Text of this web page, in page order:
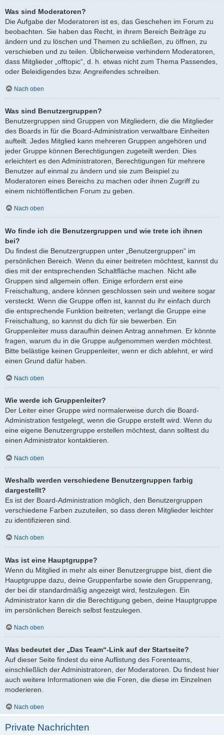
Was sind Moderatoren?
Die Aufgabe der Moderatoren ist es, das Geschehen im Forum zu
beobachten. Sie haben das Recht, in ihrem Bereich Beiträge zu
ändern und zu löschen und Themen zu schließen, zu öffnen, zu
verschieben und zu teilen. Üblicherweise verhindern Moderatoren,
dass Mitglieder „offtopic“, d. h. etwas nicht zum Thema Passendes,
oder Beleidigendes bzw. Angreifendes schreiben.
Nach oben
Was sind Benutzergruppen?
Benutzergruppen sind Gruppen von Mitgliedern, die die Mitglieder
des Boards in für die Board-Administration verwaltbare Einheiten
aufteilt. Jedes Mitglied kann mehreren Gruppen angehören und
jeder Gruppe können Berechtigungen zugeteilt werden. Dies
erleichtert es den Administratoren, Berechtigungen für mehrere
Benutzer auf einmal zu ändern und sie zum Beispiel zu
Moderatoren eines Bereichs zu machen oder ihnen Zugriff zu
einem nichtöffentlichen Forum zu geben.
Nach oben
Wo finde ich die Benutzergruppen und wie trete ich ihnen
bei?
Du findest die Benutzergruppen unter „Benutzergruppen“ im
persönlichen Bereich. Wenn du einer beitreten möchtest, kannst du
dies mit der entsprechenden Schaltfläche machen. Nicht alle
Gruppen sind allgemein offen. Einige erfordern erst eine
Freischaltung, andere können geschlossen sein und weitere sogar
versteckt. Wenn die Gruppe offen ist, kannst du ihr einfach durch
die entsprechende Funktion beitreten; verlangt die Gruppe eine
Freischaltung, so kannst du dich für sie bewerben. Ein
Gruppenleiter muss daraufhin deinen Antrag annehmen. Er könnte
fragen, warum du in die Gruppe aufgenommen werden möchtest.
Bitte belästige keinen Gruppenleiter, wenn er dich ablehnt, er wird
einen Grund dafür haben.
Nach oben
Wie werde ich Gruppenleiter?
Der Leiter einer Gruppe wird normalerweise durch die Board-
Administration festgelegt, wenn die Gruppe erstellt wird. Wenn du
eine eigene Benutzergruppe erstellen möchtest, dann solltest du
einen Administrator kontaktieren.
Nach oben
Weshalb werden verschiedene Benutzergruppen farbig
dargestellt?
Es ist der Board-Administration möglich, den Benutzergruppen
verschiedene Farben zuzuteilen, so dass deren Mitglieder leichter
zu identifizieren sind.
Nach oben
Was ist eine Hauptgruppe?
Wenn du Mitglied in mehr als einer Benutzergruppe bist, dient die
Hauptgruppe dazu, deine Gruppenfarbe sowie den Gruppenrang,
der bei dir standardmäßig angezeigt wird, festzulegen. Ein
Administrator kann dir die Berechtigung geben, deine Hauptgruppe
im persönlichen Bereich selbst festzulegen.
Nach oben
Was bedeutet der „Das Team“-Link auf der Startseite?
Auf dieser Seite findest du eine Auflistung des Forenteams,
einschließlich der Administratoren, der Moderatoren. Du findest hier
auch weitere Informationen wie die Foren, die diese im Einzelnen
moderieren.
Nach oben
Private Nachrichten